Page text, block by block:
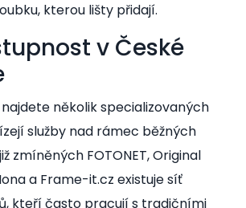
kterou lišty přidají.
v České
několik specializovaných
služby nad rámec běžných
zmíněných FOTONET, Original
a Frame-it.cz existuje síť
kteří často pracují s tradičními